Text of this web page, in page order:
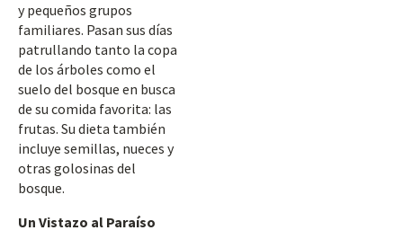
y pequeños grupos
familiares. Pasan sus días
patrullando tanto la copa
de los árboles como el
suelo del bosque en busca
de su comida favorita: las
frutas. Su dieta también
incluye semillas, nueces y
otras golosinas del
bosque.
Un Vistazo al Paraíso